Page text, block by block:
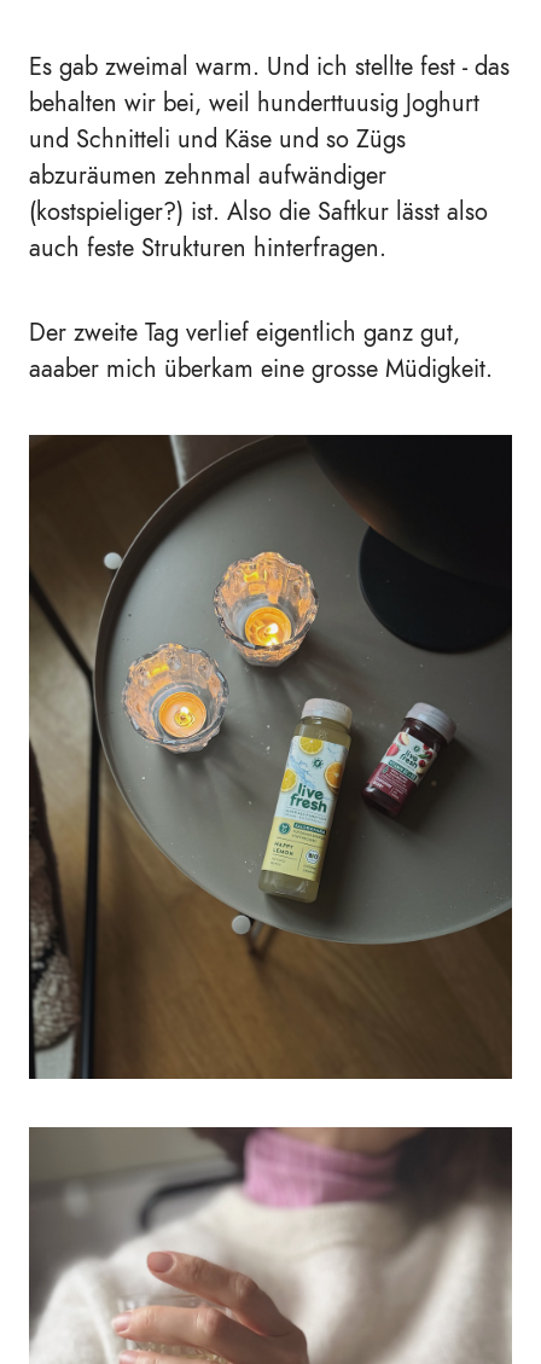
Es gab zweimal warm. Und ich stellte fest - das
behalten wir bei, weil hunderttuusig Joghurt
und Schnitteli und Käse und so Zügs
abzuräumen zehnmal aufwändiger
(kostspieliger?) ist. Also die Saftkur lässt also
auch feste Strukturen hinterfragen.
Der zweite Tag verlief eigentlich ganz gut,
aaaber mich überkam eine grosse Müdigkeit.